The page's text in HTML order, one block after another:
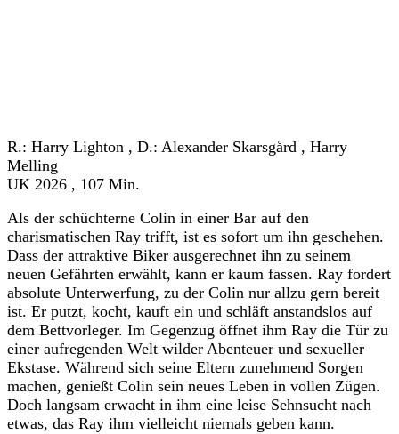
R.: Harry Lighton , D.: Alexander Skarsgård , Harry
Melling
UK 2026 , 107 Min.
Als der schüchterne Colin in einer Bar auf den
charismatischen Ray trifft, ist es sofort um ihn geschehen.
Dass der attraktive Biker ausgerechnet ihn zu seinem
neuen Gefährten erwählt, kann er kaum fassen. Ray fordert
absolute Unterwerfung, zu der Colin nur allzu gern bereit
ist. Er putzt, kocht, kauft ein und schläft anstandslos auf
dem Bettvorleger. Im Gegenzug öffnet ihm Ray die Tür zu
einer aufregenden Welt wilder Abenteuer und sexueller
Ekstase. Während sich seine Eltern zunehmend Sorgen
machen, genießt Colin sein neues Leben in vollen Zügen.
Doch langsam erwacht in ihm eine leise Sehnsucht nach
etwas, das Ray ihm vielleicht niemals geben kann.